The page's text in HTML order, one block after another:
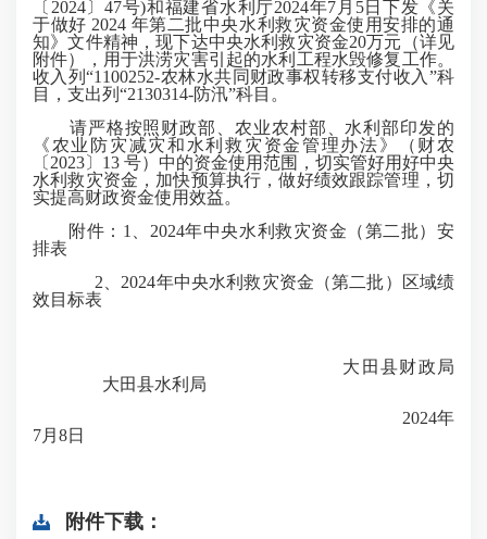
〔2024〕47号)和福建省水利厅2024年7月5日下发《关
于做好 2024 年第二批中央水利救灾资金使用安排的通
知》文件精神，现下达中央水利救灾资金20万元（详见
附件），用于洪涝灾害引起的水利工程水毁修复工作。
收入列“1100252-农林水共同财政事权转移支付收入”科
目，支出列“2130314-防汛”科目。
请严格按照财政部、农业农村部、水利部印发的
《农业防灾减灾和水利救灾资金管理办法》（财农
〔2023〕13 号）中的资金使用范围，切实管好用好中央
水利救灾资金，加快预算执行，做好绩效跟踪管理，切
实提高财政资金使用效益。
附件：1、2024年中央水利救灾资金（第二批）安
排表
2、2024年中央水利救灾资金（第二批）区域绩
效目标表
大田县财政局
大田县水利局
2024年
7月8日
附件下载：